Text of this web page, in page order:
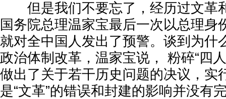
但是我们不要忘了，经历过文革
国务院总理温家宝最后一次以总理身
就对全中国人发出了预警。谈到为什
政治体制改革，温家宝说， 粉碎“四
做出了关于若干历史问题的决议，实
是“文革”的错误和封建的影响并没有